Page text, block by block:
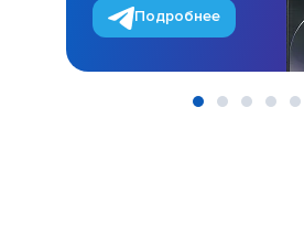
Подробнее